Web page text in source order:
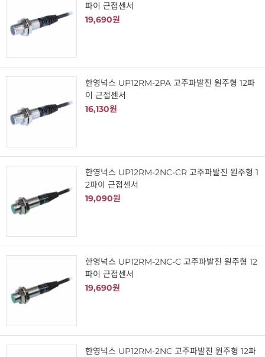
파이 근접센서
19,690원
한영넉스 UP12RM-2PA 고주파발진 원주형 12파
이 근접센서
16,130원
한영넉스 UP12RM-2NC-CR 고주파발진 원주형 1
2파이 근접센서
19,090원
한영넉스 UP12RM-2NC-C 고주파발진 원주형 12
파이 근접센서
19,690원
한영넉스 UP12RM-2NC 고주파발진 원주형 12파